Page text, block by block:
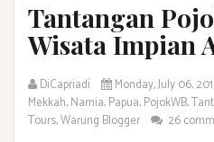
Tantangan
Wisata Impian
DiCapriadi Monday, July 06,
Mekkah,Narnia,Papua,PojokWB,
Tours,Warung Blogger 26